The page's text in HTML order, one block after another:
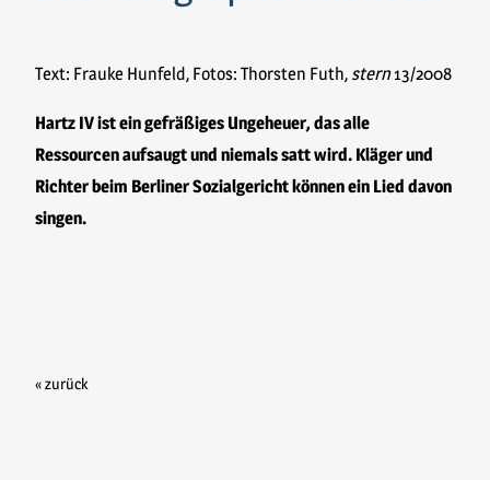
Text: Frauke Hunfeld, Fotos: Thorsten Futh, stern13/2008
Hartz IV ist ein gefräßiges Ungeheuer, das alle
Ressourcen aufsaugt und niemals satt wird. Kläger und
Richter beim Berliner Sozialgericht können ein Lied davon
singen.
« zurück